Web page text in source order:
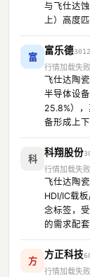
与飞仕达
上）高度
富
富乐德
行情加载失败
飞仕达陶
半导体设
25.8%）
备形成上
科
科翔股份
行情加载失败
飞仕达陶
HDI/IC载
念标签，
的需求配套
方
方正科技
行情加载失败